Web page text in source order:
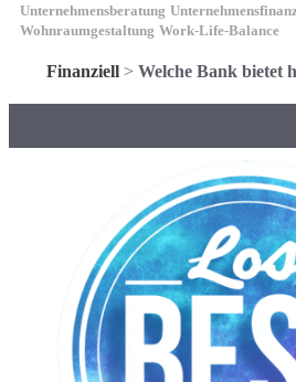
Unternehmensberatung
Wohnraumgestaltung Work-Life-Balance
Finanziell > Welche Bank bietet